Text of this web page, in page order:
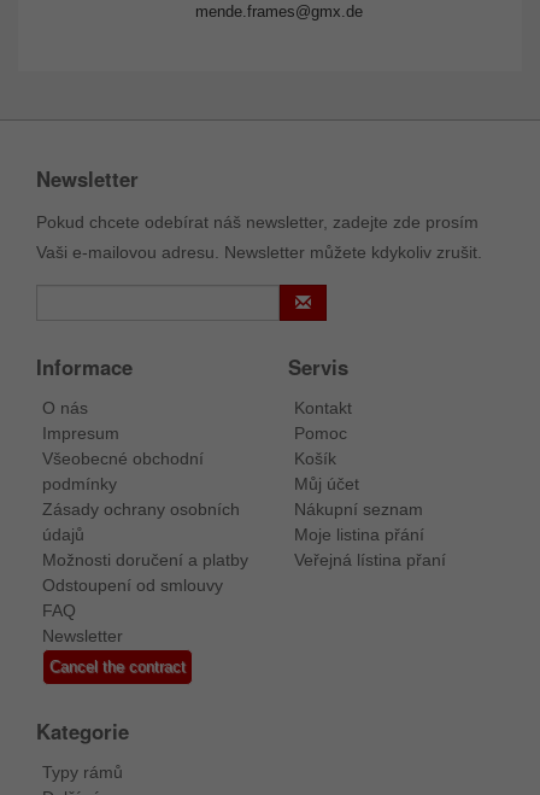
mende.frames@gmx.de
Newsletter
Pokud chcete odebírat náš newsletter, zadejte zde prosím
Vaši e-mailovou adresu. Newsletter můžete kdykoliv zrušit.
Informace
O nás
Impresum
Všeobecné obchodní
podmínky
Zásady ochrany osobních
údajů
Možnosti doručení a platby
Odstoupení od smlouvy
FAQ
Newsletter
Cancel the contract
Servis
Kontakt
Pomoc
Košík
Můj účet
Nákupní seznam
Moje listina přání
Veřejná lístina přaní
Kategorie
Typy rámů